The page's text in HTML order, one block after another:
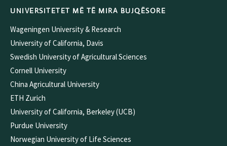
UNIVERSITETET MË TË MIRA BUJQËSORE
Wageningen University & Research
University of California, Davis
Swedish University of Agricultural Sciences
Cornell University
China Agricultural University
ETH Zurich
University of California, Berkeley (UCB)
Purdue University
Norwegian University of Life Sciences